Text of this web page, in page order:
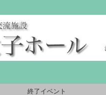
終了イベント